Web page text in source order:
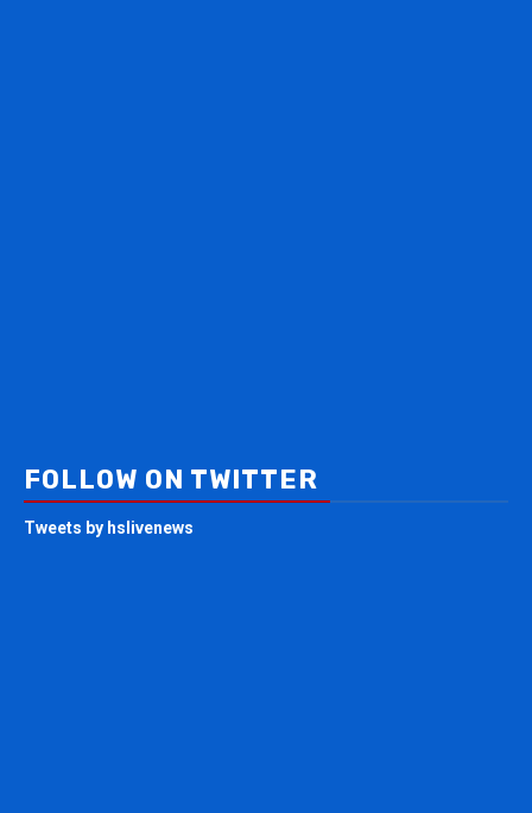
FOLLOW ON TWITTER
Tweets by hslivenews